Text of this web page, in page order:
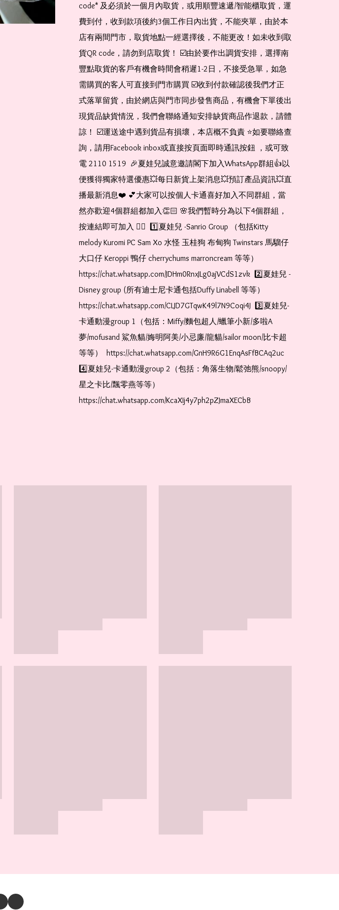
code* 及必須於一個月內取貨，或用順豐速遞/智能櫃取貨，運
費到付，收到款項後約3個工作日內出貨，不能夾單，由於本
店有兩間門市，取貨地點一經選擇後，不能更改！如未收到取
貨QR code，請勿到店取貨！ ☑️由於要作出調貨安排，選擇南
豐點取貨的客戶有機會時間會稍遲1-2日，不接受急單，如急
需購買的客人可直接到門市購買 ☑️收到付款確認後我們才正
式落單留貨，由於網店與門市同步發售商品，有機會下單後出
現貨品缺貨情況，我們會聯絡通知安排缺貨商品作退款，請體
諒！ ☑️運送途中遇到貨品有損壞，本店概不負責 ⭐️如要聯絡查
詢，請用Facebook inbox或直接按頁面即時通訊按鈕 ，或可致
電 2110 1519  🎉夏娃兒誠意邀請閣下加入WhatsApp群組👍以
便獲得獨家特選優惠💥每日新貨上架消息💥預訂產品資訊💥直
播最新消息❤️ 💕大家可以按個人卡通喜好加入不同群組，當
然亦歡迎4個群組都加入👏🏻 🌸我們暫時分為以下4個群組，
按連結即可加入 👇🏻  1️⃣夏娃兒 -Sanrio Group （包括Kitty
melody Kuromi PC Sam Xo 水怪 玉桂狗 布甸狗 Twinstars 馬騮仔
大口仔 Keroppi 鴨仔 cherrychums marroncream 等等）
https://chat.whatsapp.com/JDHm0RnxJLg0ajVCdS1zvk  2️⃣夏娃兒 -
Disney group (所有迪士尼卡通包括Duffy Linabell 等等）
https://chat.whatsapp.com/CLJD7GTqwK49l7N9Coqi4J  3️⃣夏娃兒-
卡通動漫group 1（包括：Miffy/麵包超人/蠟筆小新/多啦A
夢/mofusand 鯊魚貓/娒明阿美/小忌廉/龍貓/sailor moon/比卡超
等等）  https://chat.whatsapp.com/GnH9R6G1EnqAsFfBCAq2uc
4️⃣夏娃兒-卡通動漫group 2（包括：角落生物/鬆弛熊/snoopy/
星之卡比/飄零燕等等）
https://chat.whatsapp.com/KcaXIj4y7ph2pZJmaXECbB